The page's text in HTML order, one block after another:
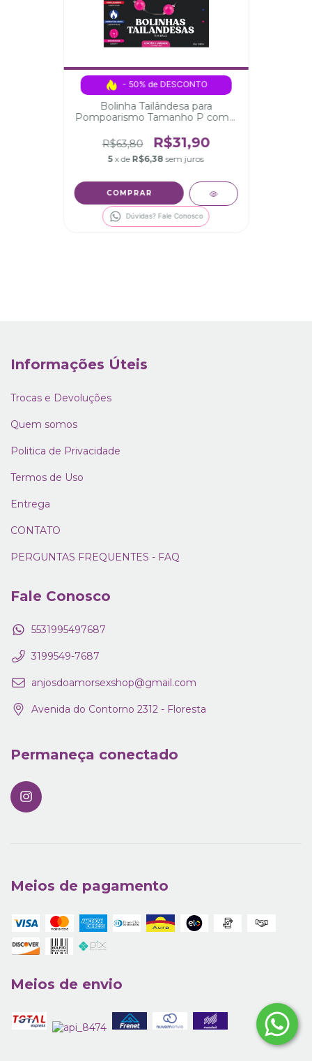
- 50% de DESCONTO
Bolinha Tailândesa para
Pompoarismo Tamanho P com 5
R$63,80
R$31,90
5 x de R$6,38 sem juros
COMPRAR
Dúvidas? Fale Conosco
Informações Úteis
Trocas e Devoluções
Quem somos
Politica de Privacidade
Termos de Uso
Entrega
CONTATO
PERGUNTAS FREQUENTES - FAQ
Fale Conosco
5531995497687
3199549-7687
anjosdoamorsexshop@gmail.com
Avenida do Contorno 2312 - Floresta
Permaneça conectado
Meios de pagamento
Meios de envio